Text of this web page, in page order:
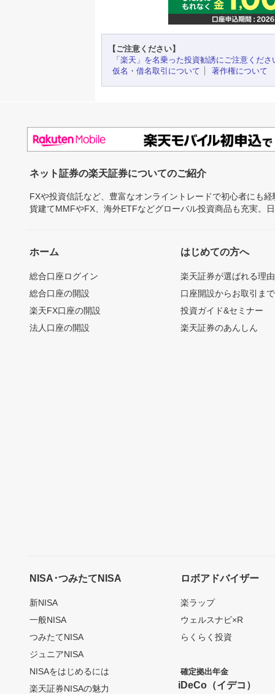
【ご注意ください】
「楽天」を名乗った投資勧誘にご注意くださ
仮名・借名取引について
著作権について
ネット証券の楽天証券についてのご紹介
FXや投資信託など、豊富なオンライントレードで初心者にも
貨建てMMFやFX、海外ETFなどグローバル投資商品も充実。
ホーム
総合口座ログイン
総合口座の開設
楽天FX口座の開設
法人口座の開設
はじめての方へ
楽天証券が選ばれる理由
口座開設からお取引ま
投資ガイド&セミナー
楽天証券のあんしん
NISA･つみたてNISA
新NISA
一般NISA
つみたてNISA
ジュニアNISA
NISAをはじめるには
楽天証券NISAの魅力
ロボアドバイザー
楽ラップ
ウェルスナビ×R
らくらく投資
確定拠出年金
iDeCo（イデコ）